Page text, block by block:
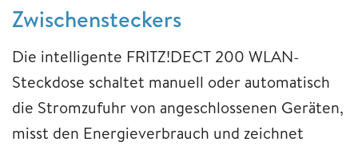
Zwischensteckers
Die intelligente FRITZ!DECT 200 WLAN-
Steckdose schaltet manuell oder automatisch
die Stromzufuhr von angeschlossenen Geräten,
misst den Energieverbrauch und zeichnet